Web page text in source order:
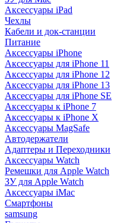
Аксессуары iPad
Чехлы
Кабели и док-станции
Питание
Аксессуары iPhone
Аксессуары для iPhone 11
Аксессуары для iPhone 12
Аксессуары для iPhone 13
Аксессуары для iPhone SE
Аксессуары к iPhone 7
Аксессуары к iPhone X
Аксессуары MagSafe
Автодержатели
Адаптеры и Переходники
Аксессуары Watch
Ремешки для Apple Watch
ЗУ для Apple Watch
Аксессуары iMac
Смартфоны
samsung